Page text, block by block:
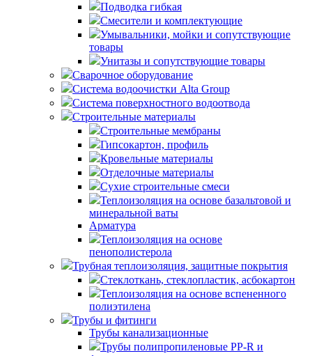
Подводка гибкая
Смесители и комплектующие
Умывальники, мойки и сопутствующие
товары
Унитазы и сопутствующие товары
Сварочное оборудование
Система водоочистки Alta Group
Система поверхностного водоотвода
Строительные материалы
Строительные мембраны
Гипсокартон, профиль
Кровельные материалы
Отделочные материалы
Сухие строительные смеси
Теплоизоляция на основе базальтовой и
минеральной ваты
Арматура
Теплоизоляция на основе
пенополистерола
Трубная теплоизоляция, защитные покрытия
Стеклоткань, стеклопластик, асбокартон
Теплоизоляция на основе вспененного
полиэтилена
Трубы и фитинги
Трубы канализационные
Трубы полипропиленовые PP-R и